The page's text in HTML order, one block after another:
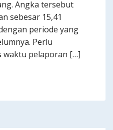
Angka tersebut
sebesar 15,41
periode yang
Perlu
waktu pelaporan […]